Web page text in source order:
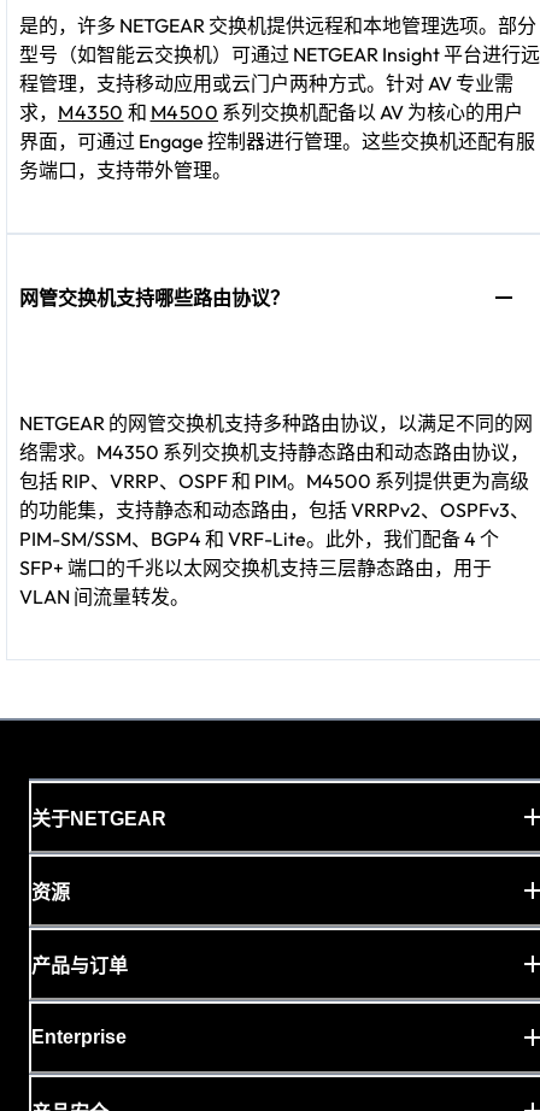
是的，许多 NETGEAR 交换机提供远程和本地管理选项。部分
型号（如智能云交换机）可通过 NETGEAR Insight 平台进行远
程管理，支持移动应用或云门户两种方式。针对 AV 专业需
求， M4350 和 M4500 系列交换机配备以 AV 为核心的用户
界面，可通过 Engage 控制器进行管理。这些交换机还配有服
务端口，支持带外管理。
网管交换机支持哪些路由协议？
NETGEAR 的网管交换机支持多种路由协议，以满足不同的网
络需求。M4350 系列交换机支持静态路由和动态路由协议，
包括 RIP、VRRP、OSPF 和 PIM。M4500 系列提供更为高级
的功能集，支持静态和动态路由，包括 VRRPv2、OSPFv3、
PIM-SM/SSM、BGP4 和 VRF-Lite。此外，我们配备 4 个
SFP+ 端口的千兆以太网交换机支持三层静态路由，用于
VLAN 间流量转发。
关于NETGEAR
资源
产品与订单
Enterprise